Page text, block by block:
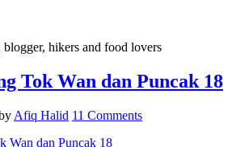
blogger, hikers and food lovers
Tok Wan dan Puncak 18
Afiq Halid 11 Comments